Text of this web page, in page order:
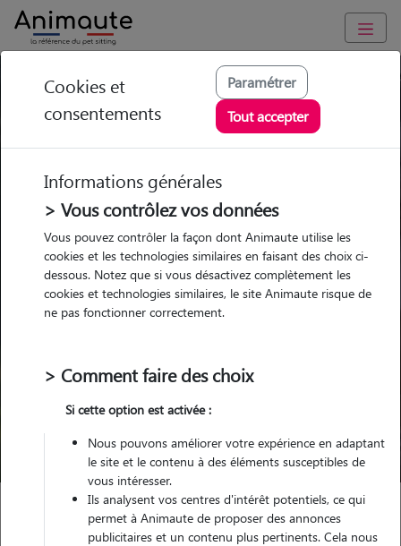
Trouvez votre gardien idéal !
Garde
chez le Pet Sitter
Garde
chez le Pet Sitter
Ville
Trouver mon Pet Sitter
Compte pet sitter qui n'existe plus
Cookies et
consentements
Paramétrer
Tout accepter
Informations générales
> Vous contrôlez vos données
Vous pouvez contrôler la façon dont Animaute utilise les
cookies et les technologies similaires en faisant des choix ci-
dessous. Notez que si vous désactivez complètement les
cookies et technologies similaires, le site Animaute risque de
ne pas fonctionner correctement.
> Comment faire des choix
Si cette option est activée :
Nous pouvons améliorer votre expérience en adaptant
le site et le contenu à des éléments susceptibles de
vous intéresser.
Ils analysent vos centres d'intérêt potentiels, ce qui
permet à Animaute de proposer des annonces
publicitaires et un contenu plus pertinents. Cela nous